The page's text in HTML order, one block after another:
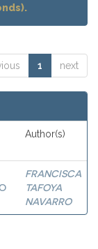
1 next
Author(s)
FRANCISCA
TAFOYA
NAVARRO